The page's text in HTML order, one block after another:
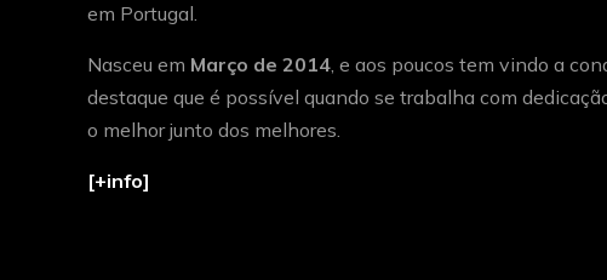
em Portugal.
Nasceu em Março de 2014, e aos poucos tem vindo a
destaque que é possível quando se trabalha com
o melhor junto dos melhores.
[+info]